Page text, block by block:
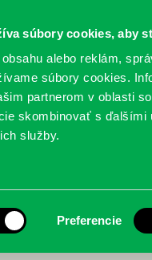
súbory cookies, aby
alebo reklám,
súbory cookies.
partnerom v oblasti
skombinovať s
služby.
Preferencie
SLUŽBY
2025,